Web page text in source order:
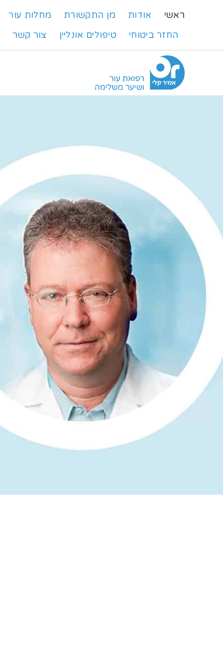
ראשי אודות מן התקשורת מחלות עור
החזר ביטוחי
טיפולים אונליין צור קשר